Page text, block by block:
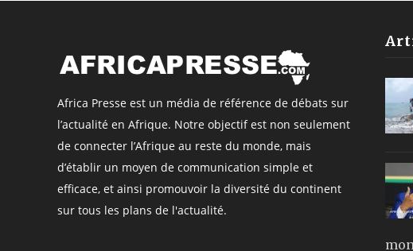
Africa Presse est un média de référence de débats sur
l’actualité en Afrique. Notre objectif est non seulement
de connecter l’Afrique au reste du monde, mais
d’établir un moyen de communication simple et
efficace, et ainsi promouvoir la diversité du continent
sur tous les plans de l'actualité.